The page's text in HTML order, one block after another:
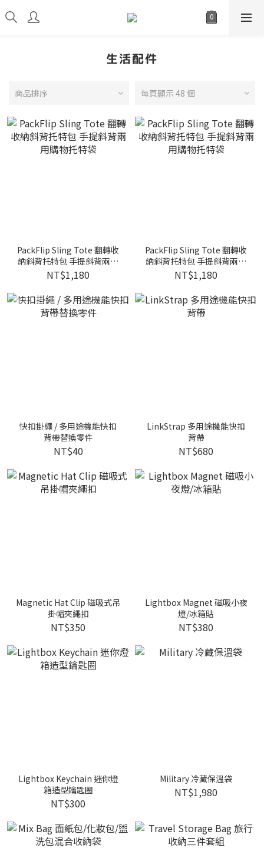
生活配件
商品排序 每頁顯示 48 個
PackFlip Sling Tote 翻轉收
納斜背托特包 手提斜背兩用
購物托特袋
NT$1,180
PackFlip Sling Tote 翻轉收
納斜背托特包 手提斜背兩用
購物托特袋
NT$1,180
快扣掛繩 / 多用途機能快扣
背帶替換零件
NT$40
LinkStrap 多用途機能快扣
背帶
NT$680
Magnetic Hat Clip 磁吸式吊
掛帽夾繩扣
NT$350
Lightbox Magnet 磁吸小夜
燈/冰箱貼
NT$380
Lightbox Keychain 迷你燈
箱造型鑰匙圈
NT$300
Military 冷藏保溫袋
NT$1,980